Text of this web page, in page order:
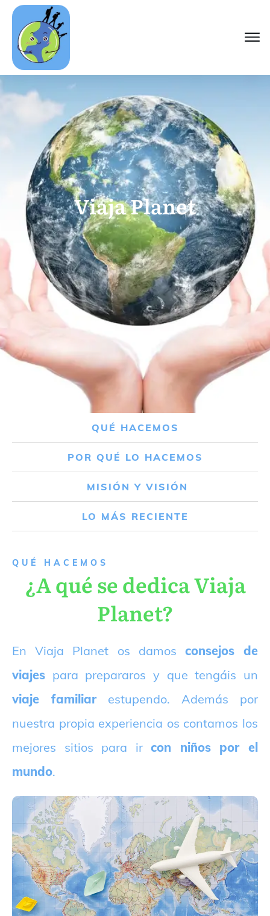
Viaja Planet
QUÉ HACEMOS
POR QUÉ LO HACEMOS
MISIÓN Y VISIÓN
LO MÁS RECIENTE
QUÉ HACEMOS
¿A qué se dedica Viaja
Planet?
En Viaja Planet os damos consejos de
viajes para prepararos y que tengáis un
viaje familiarestupendo. Además por
nuestra propia experiencia os contamos los
mejores sitios para ircon niños por el
mundo.